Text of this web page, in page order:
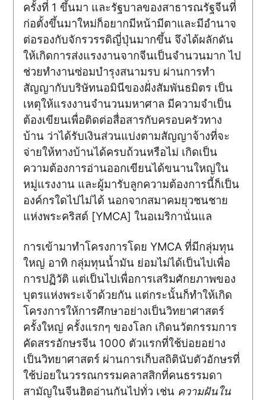
ครั้งที่ 1 ขึ้นมา และรัฐบาลของสาธารณรัฐจีนที่
ก่อตั้งขึ้นมาใหม่ก็อยากมีหน้ามีตาและมีอำนาจ
ต่อรองกับจักรวรรดิญี่ปุ่นมากขึ้น จึงได้ผลักดัน
ให้เกิดการส่งแรงงานจากจีนเป็นจำนวนมาก ไป
ช่วยทำงานซ่อมบำรุงสนามรบ ผ่านการทำ
สัญญากับบริษัทนอมินีของฝั่งสัมพันธมิตร เป็น
เหตุให้แรงงานจำนวนมหาศาล มีความจำเป็น
ต้องเขียนเพื่อติดต่อสื่อสารกับครอบครัวทาง
บ้าน ว่าได้รับเงินส่วนแบ่งตามสัญญาจ้างที่จะ
จ่ายให้ทางบ้านได้ครบถ้วนหรือไม่ เกิดเป็น
ความต้องการอ่านออกเขียนได้ขนานใหญ่ใน
หมู่แรงงาน และผู้มารับลูกความต้องการนี้ก็เป็น
องค์กรใดไปไม่ได้ นอกจากสมาคมยุวชนชาย
แห่งพระคริสต์ [YMCA] ในอเมริกานั่นแล
การเข้ามาทำโครงการโดย YMCA ที่มีกลุ่มทุน
ใหญ่ อาทิ กลุ่มทุนน้ำมัน ย่อมไม่ได้เป็นไปเพื่อ
การปฏิวัติ แต่เป็นไปเพื่อการเสริมศักยภาพของ
บุตรแห่งพระเจ้าด้วยกัน แต่กระนั้นก็ทำให้เกิด
โครงการให้การศึกษาอย่างเป็นวิทยาศาสตร์
ครั้งใหญ่ ครั้งแรกๆ ของโลก เกิดนวัตกรรมการ
คัดสรรอักษรจีน 1000 ตัวแรกที่ใช้บ่อยอย่าง
เป็นวิทยาศาสตร์ ผ่านการเก็บสถิตินับตัวอักษรที่
ใช้บ่อยในวรรณกรรมคลาสสิกที่คนธรรมดา
สามัญในจีนฮิตอ่านกันไปทั่ว เช่น ความฝันใน